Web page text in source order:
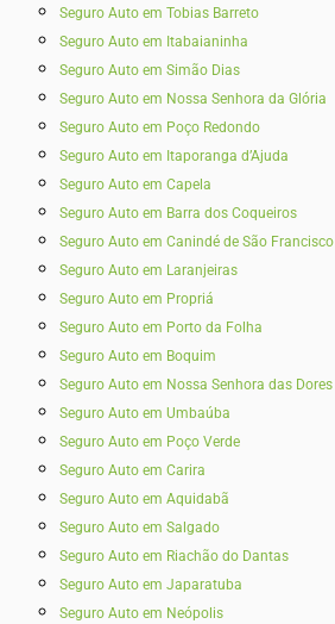
Seguro Auto em Tobias Barreto
Seguro Auto em Itabaianinha
Seguro Auto em Simão Dias
Seguro Auto em Nossa Senhora da Glória
Seguro Auto em Poço Redondo
Seguro Auto em Itaporanga d’Ajuda
Seguro Auto em Capela
Seguro Auto em Barra dos Coqueiros
Seguro Auto em Canindé de São Francisco
Seguro Auto em Laranjeiras
Seguro Auto em Propriá
Seguro Auto em Porto da Folha
Seguro Auto em Boquim
Seguro Auto em Nossa Senhora das Dores
Seguro Auto em Umbaúba
Seguro Auto em Poço Verde
Seguro Auto em Carira
Seguro Auto em Aquidabã
Seguro Auto em Salgado
Seguro Auto em Riachão do Dantas
Seguro Auto em Japaratuba
Seguro Auto em Neópolis